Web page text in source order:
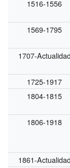
1516-1556
1569-1795
1707-
1725-1917
1804-1815
1806-1918
1861-